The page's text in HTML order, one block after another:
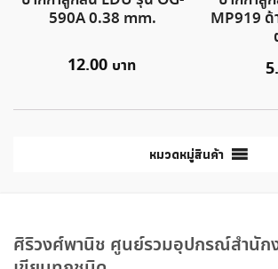
590A 0.38 mm.
12.00
MP919 ด้
หมวดหมู่สินค้า
ศิริวงศ์พานิช ศูนย์รวมอุปกรณ์สำนัก